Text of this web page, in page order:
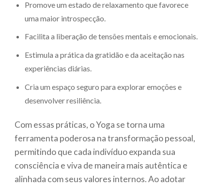
Promove um estado de relaxamento que favorece
uma maior introspecção.
Facilita a liberação de tensões mentais e emocionais.
Estimula a prática da gratidão e da aceitação nas
experiências diárias.
Cria um espaço seguro para explorar emoções e
desenvolver resiliência.
Com essas práticas, o Yoga se torna uma
ferramenta poderosa na transformação pessoal,
permitindo que cada indivíduo expanda sua
consciência e viva de maneira mais autêntica e
alinhada com seus valores internos. Ao adotar